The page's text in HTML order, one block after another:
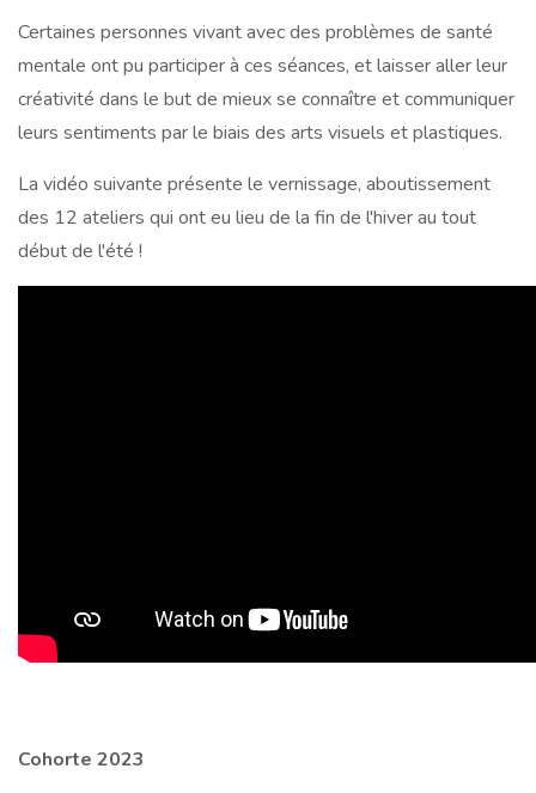
Certaines personnes vivant avec des problèmes de santé
mentale ont pu participer à ces séances, et laisser aller leur
créativité dans le but de mieux se connaître et communiquer
leurs sentiments par le biais des arts visuels et plastiques.
La vidéo suivante présente le vernissage, aboutissement
des 12 ateliers qui ont eu lieu de la fin de l'hiver au tout
début de l'été !
Cohorte 2023